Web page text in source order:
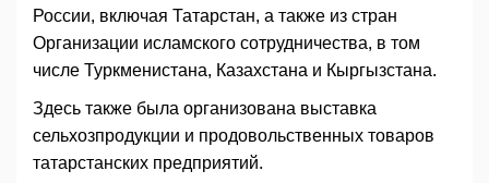
России, включая Татарстан, а также из стран
Организации исламского сотрудничества, в том
числе Туркменистана, Казахстана и Кыргызстана.
Здесь также была организована выставка
сельхозпродукции и продовольственных товаров
татарстанских предприятий.